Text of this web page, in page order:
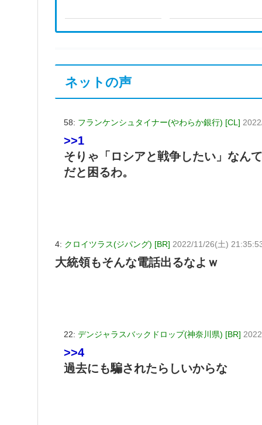
ネットの声
58: フランケンシュタイナー(やわらか銀行) [CL]
>>1
そりゃ「ロシアと戦争したい」なん
だと困るわ。
4: クロイツラス(ジパング) [BR] 2022/11/26(土)
大統領もそんな電話出るなよｗ
22: デンジャラスバックドロップ(神奈川県) [BR]
>>4
過去にも騙されたらしいからな